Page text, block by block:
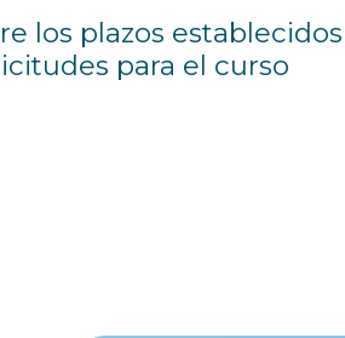
los plazos establecidos
para el curso